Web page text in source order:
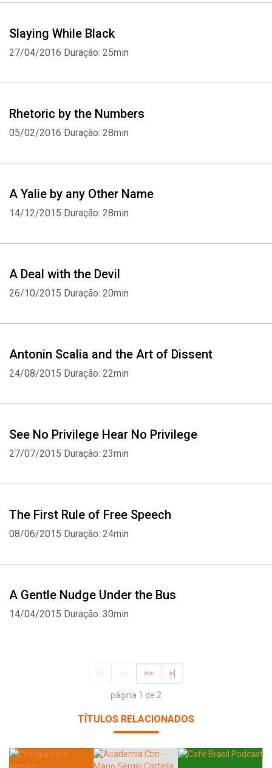
Slaying While Black
27/04/2016 Duração: 25min
Rhetoric by the Numbers
05/02/2016 Duração: 28min
A Yalie by any Other Name
14/12/2015 Duração: 28min
A Deal with the Devil
26/10/2015 Duração: 20min
Antonin Scalia and the Art of Dissent
24/08/2015 Duração: 22min
See No Privilege Hear No Privilege
27/07/2015 Duração: 23min
The First Rule of Free Speech
08/06/2015 Duração: 24min
A Gentle Nudge Under the Bus
14/04/2015 Duração: 30min
|< << >> >|
página 1 de 2
TÍTULOS RELACIONADOS
Whatsapp Facebook